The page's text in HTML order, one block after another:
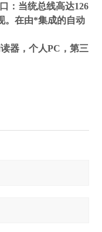
：当统总线高达126
。在由*集成的自动
器，个人PC，第三